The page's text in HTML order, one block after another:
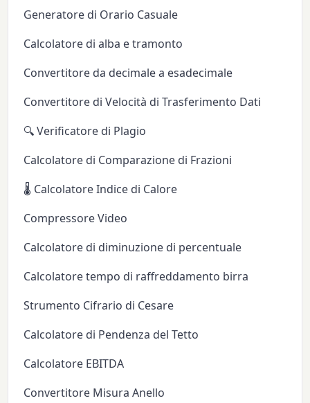
Generatore di Orario Casuale
Calcolatore di alba e tramonto
Convertitore da decimale a esadecimale
Convertitore di Velocità di Trasferimento Dati
🔍 Verificatore di Plagio
Calcolatore di Comparazione di Frazioni
🌡️ Calcolatore Indice di Calore
Compressore Video
Calcolatore di diminuzione di percentuale
Calcolatore tempo di raffreddamento birra
Strumento Cifrario di Cesare
Calcolatore di Pendenza del Tetto
Calcolatore EBITDA
Convertitore Misura Anello